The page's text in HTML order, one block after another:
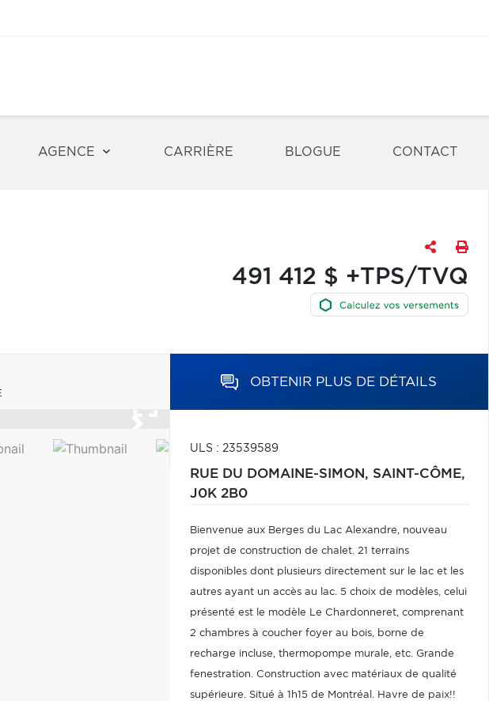
AGENCE CARRIÈRE BLOGUE CONTACT
491 412 $ +TPS/TVQ
OBTENIR PLUS DE DÉTAILS
ULS : 23539589
RUE DU DOMAINE-SIMON, SAINT-CÔME,
J0K 2B0
Bienvenue aux Berges du Lac Alexandre, nouveau
projet de construction de chalet. 21 terrains
disponibles dont plusieurs directement sur le lac et les
autres ayant un accès au lac. 5 choix de modèles, celui
présenté est le modèle Le Chardonneret, comprenant
2 chambres à coucher foyer au bois, borne de
recharge incluse, thermopompe murale, etc. Grande
fenestration. Construction avec matériaux de qualité
supérieure. Situé à 1h15 de Montréal. Havre de paix!!